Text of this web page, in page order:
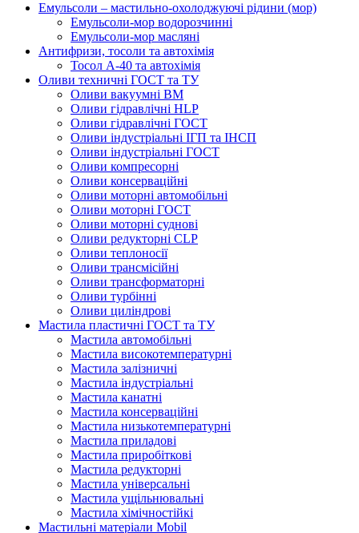
Емульсоли – мастильно-охолоджуючі рідини (мор)
Емульсоли-мор водорозчинні
Емульсоли-мор масляні
Антифризи, тосоли та автохімія
Тосол А-40 та автохімія
Оливи техничні ГОСТ та ТУ
Оливи вакуумні ВМ
Оливи гідравлічні HLP
Оливи гідравлічні ГОСТ
Оливи індустріальні ІГП та ІНСП
Оливи індустріальні ГОСТ
Оливи компресорні
Оливи консерваційні
Оливи моторні автомобільні
Оливи моторні ГОСТ
Оливи моторні суднові
Оливи редукторні CLP
Оливи теплоносії
Оливи трансмісійні
Оливи трансформаторні
Оливи турбінні
Оливи циліндрові
Мастила пластичні ГОСТ та ТУ
Мастила автомобільні
Мастила високотемпературні
Мастила залізничні
Мастила індустріальні
Мастила канатні
Мастила консерваційні
Мастила низькотемпературні
Мастила приладові
Мастила приробіткові
Мастила редукторні
Мастила універсальні
Мастила ущільнювальні
Мастила хімічностійкі
Мастильні матеріали Mobil